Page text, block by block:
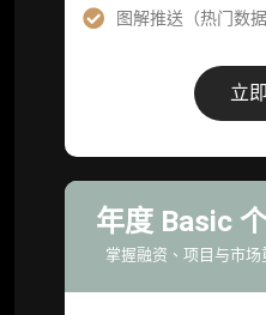
图解推送（热门数
立
年度 Basic
掌握融资、项目与市
提供一页纸格局图
据集与定向持续追
为可复用、可复核
定制化研究服务（
后，由业内享有盛
研究，并交付一份
及研究方向预告，